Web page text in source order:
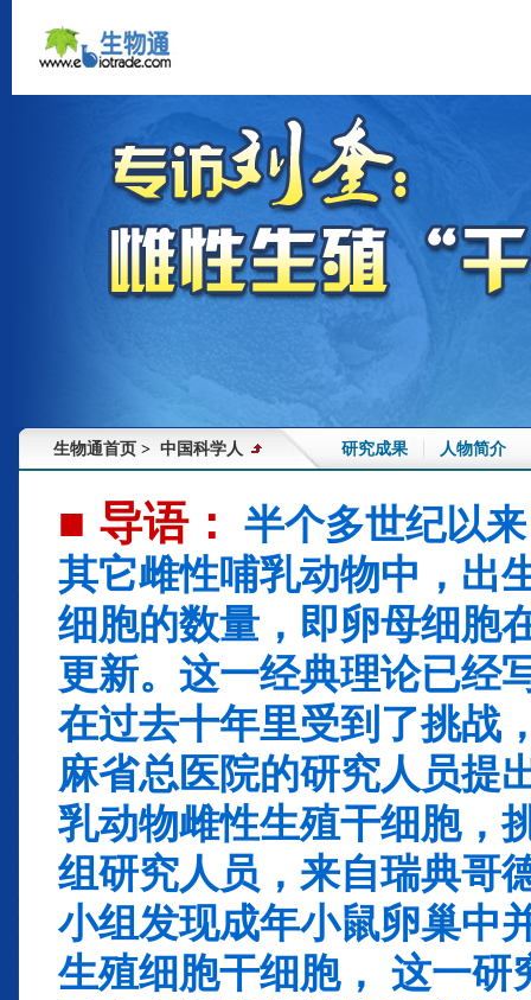
生物通首页 > 中国科学人 研究成果 人物简介
■ 导语：
半个多世纪以
其它雌性哺乳动物中，出
细胞的数量，即卵母细胞
更新。这一经典理论已经
在过去十年里受到了挑战
麻省总医院的研究人员提
乳动物雌性生殖干细胞，
组研究人员，来自瑞典哥
小组发现成年小鼠卵巢中
生殖细胞干细胞， 这一